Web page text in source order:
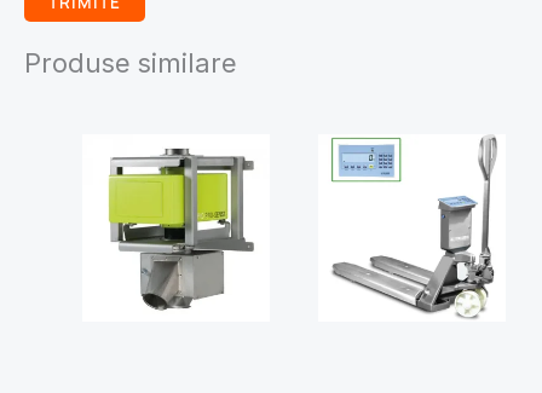
Produse similare